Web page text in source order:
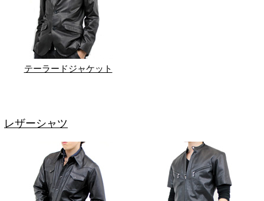
テーラードジャケット
レザーシャツ